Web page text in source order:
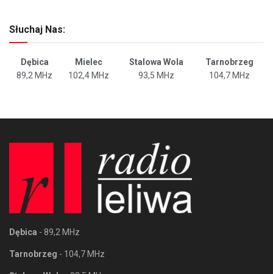
Słuchaj Nas:
Dębica Mielec Stalowa Wola
Tarnobrzeg
89,2 MHz
102,4 MHz 93,5 MHz 104,7 MHz
Dębica - 89,2 MHz
Tarnobrzeg - 104,7 MHz